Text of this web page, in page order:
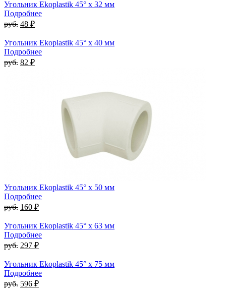
Угольник Ekoplastik 45° x 32 мм
Подробнее
руб. 48 ₽
Угольник Ekoplastik 45° x 40 мм
Подробнее
руб. 82 ₽
Угольник Ekoplastik 45° x 50 мм
Подробнее
руб. 160 ₽
Угольник Ekoplastik 45° x 63 мм
Подробнее
руб. 297 ₽
Угольник Ekoplastik 45° x 75 мм
Подробнее
руб. 596 ₽